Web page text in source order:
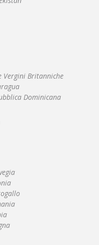
Vergini Britanniche
Dominicana